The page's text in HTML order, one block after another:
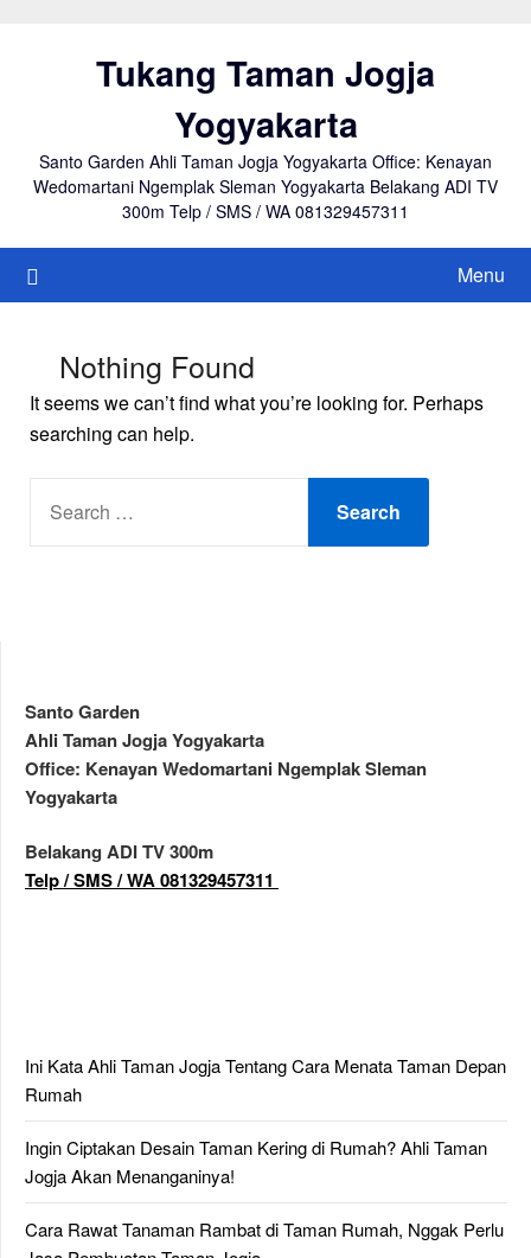
Tukang Taman Jogja
Yogyakarta
Santo Garden Ahli Taman Jogja Yogyakarta Office: Kenayan
Wedomartani Ngemplak Sleman Yogyakarta Belakang ADI TV
300m Telp / SMS / WA 081329457311
Menu
Nothing Found
It seems we can’t find what you’re looking for. Perhaps
searching can help.
FOR:
Santo Garden
Ahli Taman Jogja Yogyakarta
Office: Kenayan Wedomartani Ngemplak Sleman
Yogyakarta
Belakang ADI TV 300m
Telp / SMS / WA 081329457311
Ini Kata Ahli Taman Jogja Tentang Cara Menata Taman Depan
Rumah
Ingin Ciptakan Desain Taman Kering di Rumah? Ahli Taman
Jogja Akan Menanganinya!
Cara Rawat Tanaman Rambat di Taman Rumah, Nggak Perlu